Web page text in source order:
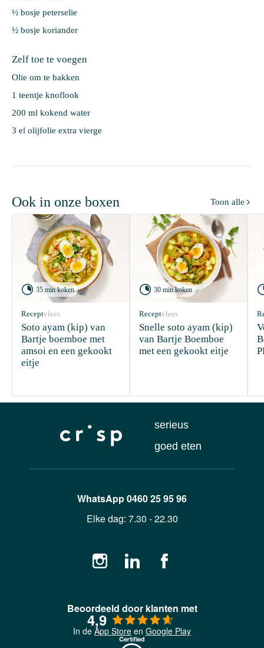
½ bosje peterselie
½ bosje koriander
Zelf toe te voegen
Olie om te bakken
1 teentje knoflook
200 ml kokend water
3 el olijfolie extra vierge
Ook in onze boxen Toon alle 
 35 min koken
Receptvlees
Soto ayam (kip) van
Bartje boemboe met
amsoi en een gekookt
eitje
 30 min koken
Receptvlees
Snelle soto ayam (kip)
van Bartje Boemboe
met een gekookt eitje
serieus
goed eten
WhatsApp0460 25 95 96
Elke dag: 7.30 - 22.30
Beoordeeld door klanten met
4,9
In de App Store en Google Play